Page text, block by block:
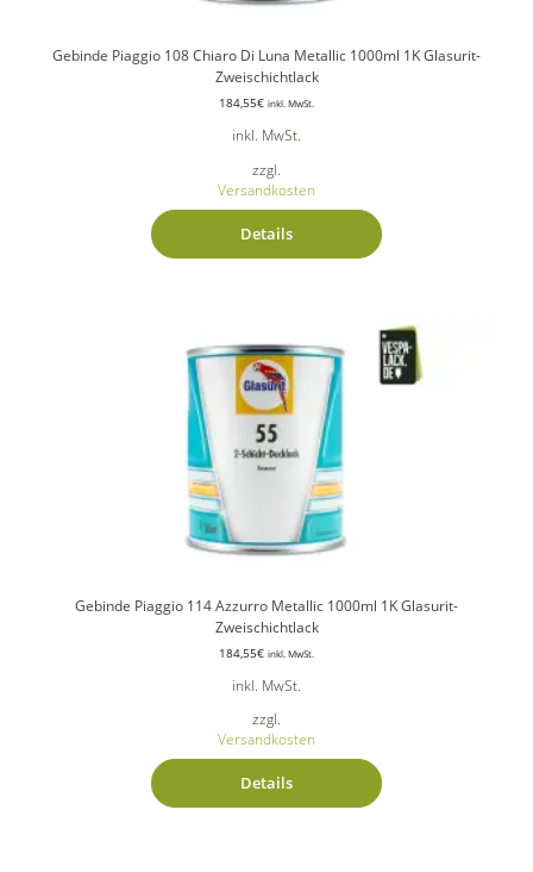
Gebinde Piaggio 108 Chiaro Di Luna Metallic 1000ml 1K Glasurit-
Zweischichtlack
184,55€ inkl. MwSt.
inkl. MwSt.
zzgl.
Versandkosten
Details
Gebinde Piaggio 114 Azzurro Metallic 1000ml 1K Glasurit-
Zweischichtlack
184,55€ inkl. MwSt.
inkl. MwSt.
zzgl.
Versandkosten
Details